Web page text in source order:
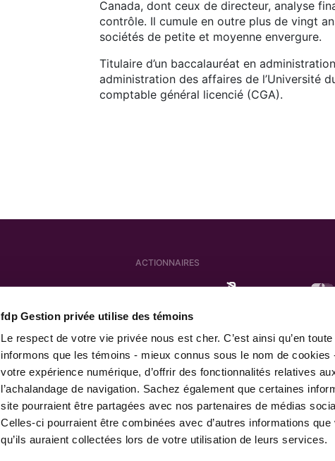
fdp Gestion privée utilise des témoins
Le respect de votre vie privée nous est cher. C’est ainsi qu’en
informons que les témoins - mieux connus sous le nom de cookies
votre expérience numérique, d’offrir des fonctionnalités relatives
l’achalandage de navigation. Sachez également que certaines
site pourraient être partagées avec nos partenaires de médias
Celles-ci pourraient être combinées avec d’autres informations
qu’ils auraient collectées lors de votre utilisation de leurs services.
Canada, dont ceux de directeur, analyse
contrôle. Il cumule en outre plus de vingt
sociétés de petite et moyenne envergure.
Titulaire d’un baccalauréat en
administration des affaires de l’Université
comptable général licencié (CGA).
ACTIONNAIRES
SOCIÉTÉS AFFILIÉES ACTIONNAIRE DE
MEMBRE DE